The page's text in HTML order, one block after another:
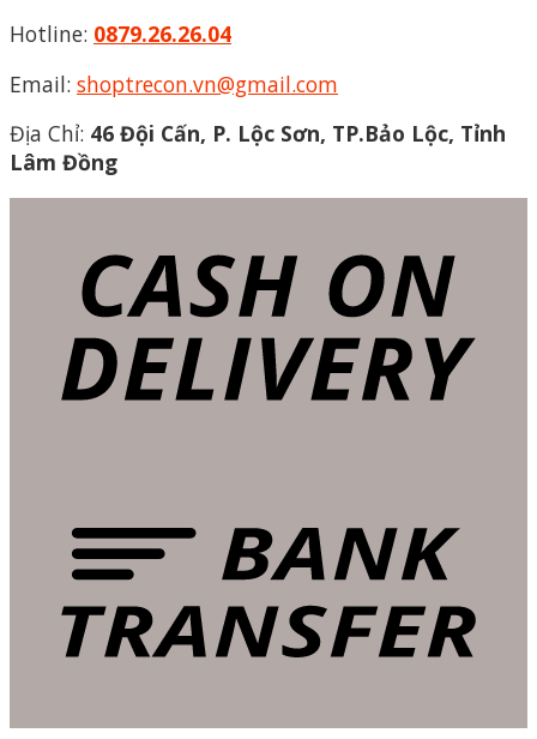
Hotline: 0879.26.26.04
Email: shoptrecon.vn@gmail.com
Địa Chỉ: 46 Đội Cấn, P. Lộc Sơn, TP.Bảo Lộc, Tỉnh
Lâm Đồng